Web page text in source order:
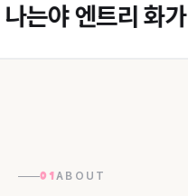
야 엔트리 화가✦
01 ABOUT